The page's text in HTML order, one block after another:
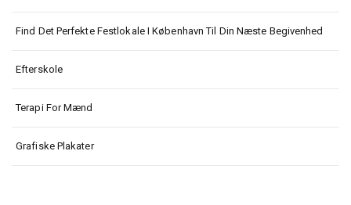
Find Det Perfekte Festlokale I København Til Din Næste Begivenhed
Efterskole
Terapi For Mænd
Grafiske Plakater